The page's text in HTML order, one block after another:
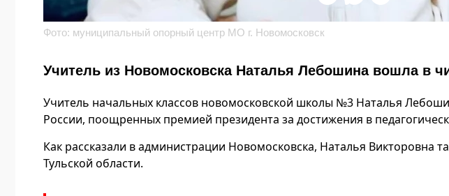
Фото: муниципальный опорный центр МО г. Новомосковск
Учитель из Новомосковска Наталья Лебошина вошла в
Учитель начальных классов новомосковской школы №3 Наталья
России, поощренных премией президента за достижения в
Как рассказали в администрации Новомосковска, Наталья Викторовна
Тульской области.